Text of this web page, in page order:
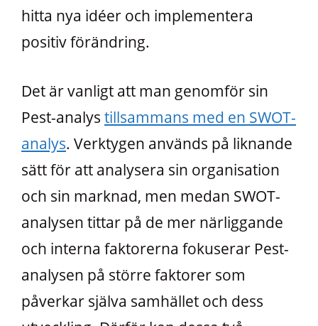
hitta nya idéer och implementera
positiv förändring.
Det är vanligt att man genomför sin
Pest-analys tillsammans med en SWOT-
analys. Verktygen används på liknande
sätt för att analysera sin organisation
och sin marknad, men medan SWOT-
analysen tittar på de mer närliggande
och interna faktorerna fokuserar Pest-
analysen på större faktorer som
påverkar själva samhället och dess